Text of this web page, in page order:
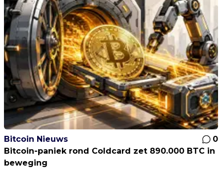
Bitcoin Nieuws
0
Bitcoin-paniek rond Coldcard zet 890.000 BTC in
beweging